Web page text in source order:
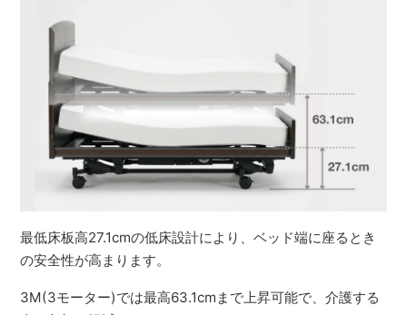
最低床板高27.1cmの低床設計により、ベッド端に座るとき
の安全性が高まります。
3M(3モーター)では最高63.1cmまで上昇可能で、介護する